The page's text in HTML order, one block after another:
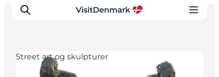
Street art og skulpturer